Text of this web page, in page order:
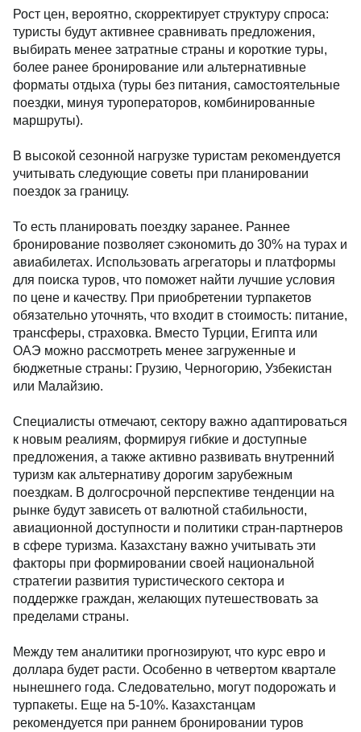
Рост цен, вероятно, скорректирует структуру спроса:
туристы будут активнее сравнивать предложения,
выбирать менее затратные страны и короткие туры,
более ранее бронирование или альтернативные
форматы отдыха (туры без питания, самостоятельные
поездки, минуя туроператоров, комбинированные
маршруты).
В высокой сезонной нагрузке туристам рекомендуется
учитывать следующие советы при планировании
поездок за границу.
То есть планировать поездку заранее. Раннее
бронирование позволяет сэкономить до 30% на турах и
авиабилетах. Использовать агрегаторы и платформы
для поиска туров, что поможет найти лучшие условия
по цене и качеству. При приобретении турпакетов
обязательно уточнять, что входит в стоимость: питание,
трансферы, страховка. Вместо Турции, Египта или
ОАЭ можно рассмотреть менее загруженные и
бюджетные страны: Грузию, Черногорию, Узбекистан
или Малайзию.
Специалисты отмечают, сектору важно адаптироваться
к новым реалиям, формируя гибкие и доступные
предложения, а также активно развивать внутренний
туризм как альтернативу дорогим зарубежным
поездкам. В долгосрочной перспективе тенденции на
рынке будут зависеть от валютной стабильности,
авиационной доступности и политики стран-партнеров
в сфере туризма. Казахстану важно учитывать эти
факторы при формировании своей национальной
стратегии развития туристического сектора и
поддержке граждан, желающих путешествовать за
пределами страны.
Между тем аналитики прогнозируют, что курс евро и
доллара будет расти. Особенно в четвертом квартале
нынешнего года. Следовательно, могут подорожать и
турпакеты. Еще на 5-10%. Казахстанцам
рекомендуется при раннем бронировании туров